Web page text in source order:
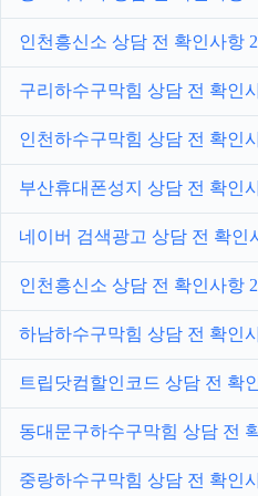
인천흥신소 상담 전 확인사항
구리하수구막힘 상담 전 확인
인천하수구막힘 상담 전 확인
부산휴대폰성지 상담 전 확인
네이버 검색광고 상담 전 확인
인천흥신소 상담 전 확인사항
하남하수구막힘 상담 전 확인
트립닷컴할인코드 상담 전 확
동대문구하수구막힘 상담 전
중랑하수구막힘 상담 전 확인